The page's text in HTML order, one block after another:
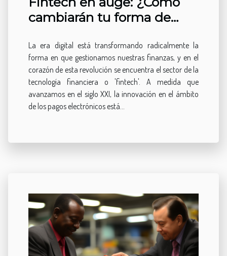
cambiarán tu forma de
La era digital está transformando radicalmente la
forma en que gestionamos nuestras finanzas, y en el
corazón de esta revolución se encuentra el sector de la
tecnología financiera o 'fintech'. A medida que
avanzamos en el siglo XXI, la innovación en el ámbito
de los pagos electrónicos está...